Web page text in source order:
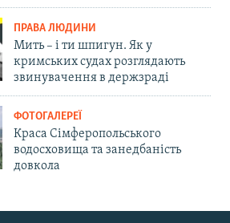
ПРАВА ЛЮДИНИ
Мить – і ти шпигун. Як у
кримських судах розглядають
звинувачення в держзраді
ФОТОГАЛЕРЕЇ
Краса Сімферопольського
водосховища та занедбаність
довкола